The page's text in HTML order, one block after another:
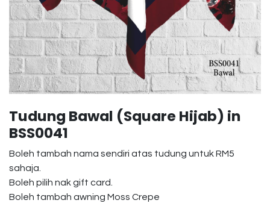
Tudung Bawal (Square Hijab) in
BSS0041
Boleh tambah nama sendiri atas tudung untuk RM5
sahaja.
Boleh pilih nak gift card.
Boleh tambah awning Moss Crepe